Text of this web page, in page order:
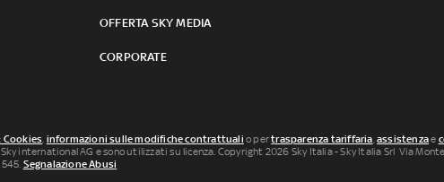
OFFERTA SKY MEDIA
CORPORATE
Cookies, informazioni sulle modifiche contrattuali o pertrasparenza tariffaria,assistenzae
AG e sono utilizzati su licenza. Copyright 2026 Sky Italia - Sky Italia Srl Via Monte
Segnalazione Abusi